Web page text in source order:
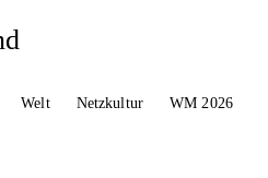
Welt Netzkultur WM 2026